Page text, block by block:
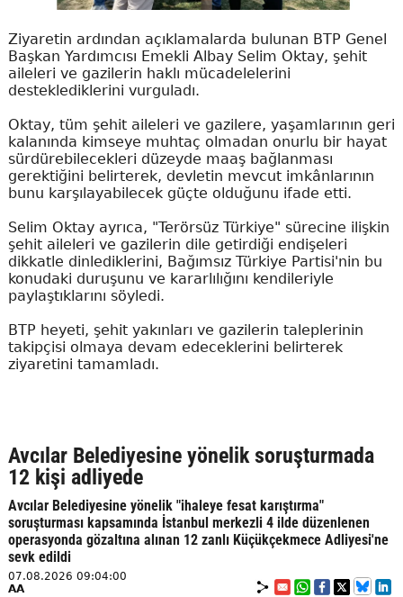
Ziyaretin ardından açıklamalarda bulunan BTP Genel
Başkan Yardımcısı Emekli Albay Selim Oktay, şehit
aileleri ve gazilerin haklı mücadelelerini
desteklediklerini vurguladı.
Oktay, tüm şehit aileleri ve gazilere, yaşamlarının geri
kalanında kimseye muhtaç olmadan onurlu bir hayat
sürdürebilecekleri düzeyde maaş bağlanması
gerektiğini belirterek, devletin mevcut imkânlarının
bunu karşılayabilecek güçte olduğunu ifade etti.
Selim Oktay ayrıca, "Terörsüz Türkiye" sürecine ilişkin
şehit aileleri ve gazilerin dile getirdiği endişeleri
dikkatle dinlediklerini, Bağımsız Türkiye Partisi'nin bu
konudaki duruşunu ve kararlılığını kendileriyle
paylaştıklarını söyledi.
BTP heyeti, şehit yakınları ve gazilerin taleplerinin
takipçisi olmaya devam edeceklerini belirterek
ziyaretini tamamladı.
Avcılar Belediyesine yönelik soruşturmada
12 kişi adliyede
Avcılar Belediyesine yönelik "ihaleye fesat karıştırma"
soruşturması kapsamında İstanbul merkezli 4 ilde düzenlenen
operasyonda gözaltına alınan 12 zanlı Küçükçekmece Adliyesi'ne
sevk edildi
07.08.2026 09:04:00
AA